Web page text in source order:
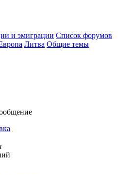
и эмиграции Список форумов
Литва Общие темы